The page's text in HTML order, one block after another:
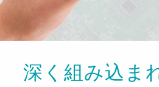
深く組み込ま